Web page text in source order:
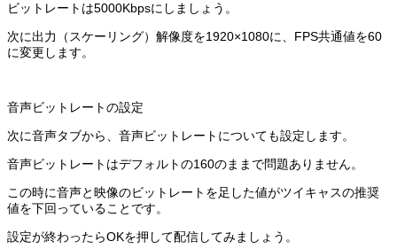
ビットレートは5000Kbpsにしましょう。
次に出力（スケーリング）解像度を1920×1080に、FPS共通値を60
に変更します。
音声ビットレートの設定
次に音声タブから、音声ビットレートについても設定します。
音声ビットレートはデフォルトの160のままで問題ありません。
この時に音声と映像のビットレートを足した値がツイキャスの推奨
値を下回っていることです。
設定が終わったらOKを押して配信してみましょう。